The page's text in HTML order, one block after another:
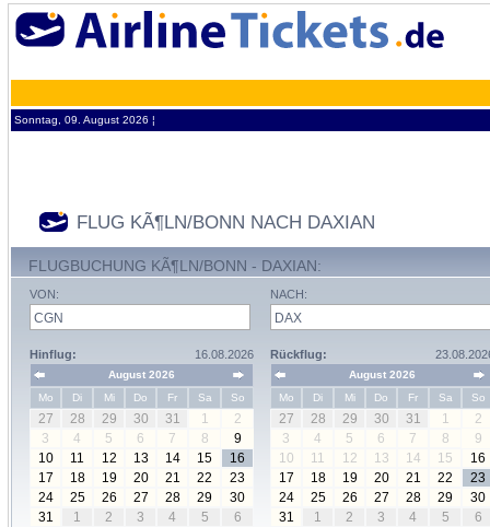
Sonntag, 09. August 2026 ¦
FLUG KÃ¶LN/BONN NACH DAXIAN
FLUGBUCHUNG KÃ¶LN/BONN - DAXIAN:
VON:
Hinflug: 16.08.2026
August 2026
Mo
Di Mi Do Fr Sa So
27 28 29 30 31 1
2
3
4 5 6 7 8
9
10
11 12 13 14 15
16
17
18 19 20 21 22
23
24
25 26 27 28 29
30
31
1 2 3 4 5 6
NACH:
Rückflug:
August 2026
Mo
Di Mi Do Fr Sa So
27 28 29 30 31 1
2
3
4 5 6 7 8
9
10
11 12 13 14 15
16
17
18 19 20 21 22
23
24
25 26 27 28 29
30
31
1 2 3 4 5 6